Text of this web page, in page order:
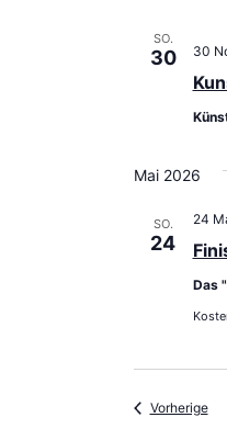
SO.
30 30
Mai 2026
SO.
24
24
Das
Vorherige